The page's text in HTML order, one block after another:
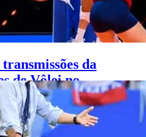
da
de Vôlei no